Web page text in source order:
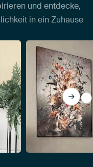
und entdecke,
in ein Zuhause
Bunter Frühling von